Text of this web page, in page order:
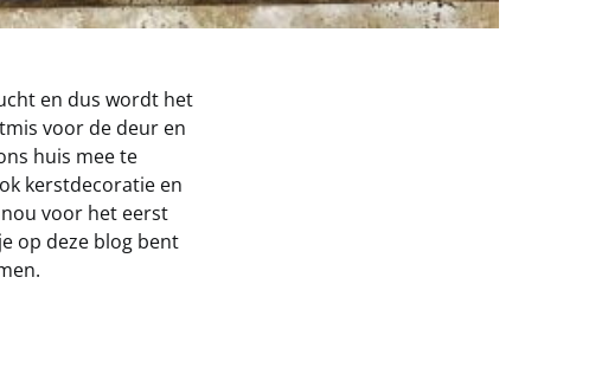
en dus wordt het
voor de deur en
huis mee te
kerstdecoratie en
voor het eerst
op deze blog bent